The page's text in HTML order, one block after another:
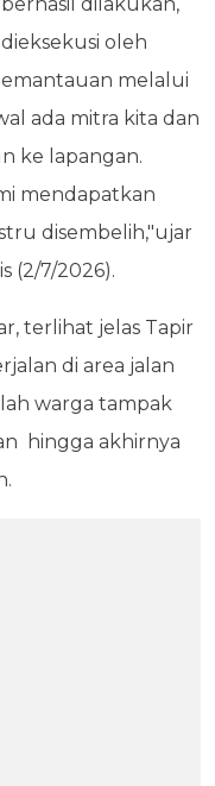
oleh
melalui
ada mitra kita dan
ke lapangan.
mendapatkan
disembelih,"ujar
(2/7/2026).
terlihat jelas Tapir
di area jalan
warga tampak
hingga akhirnya